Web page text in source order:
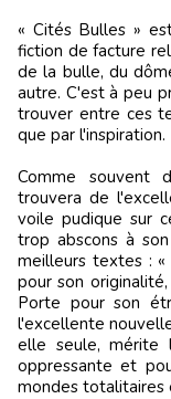
« Cités Bulles »
fiction de facture
de la bulle, du
autre. C'est à peu
trouver entre ces
que par l'inspiration.
Comme souvent
trouvera de
voile pudique sur
trop abscons à
meilleurs textes :
pour son
Porte pour son
l'excellente
elle seule, mérite
oppressante et
mondes totalitaires